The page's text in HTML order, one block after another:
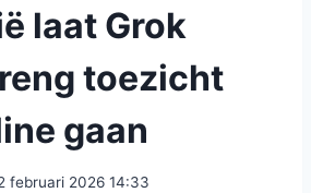
laat Grok
toezicht
gaan
februari 2026 14:33